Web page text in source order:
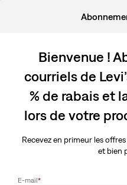
Bienvenue !
courriels de
% de rabais et
lors de votre
Recevez en primeur les
et bien
E-mail*